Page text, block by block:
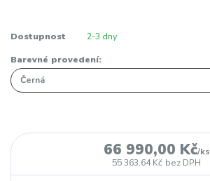
Dostupnost 2-3 dny
Barevné provedení:
66 990,00 Kč/ks
55 363,64 Kč bez DPH